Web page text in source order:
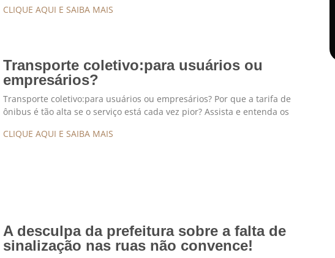
CLIQUE AQUI E SAIBA MAIS
Transporte coletivo:para usuários ou
empresários?
Transporte coletivo:para usuários ou empresários? Por que a tarifa de
ônibus é tão alta se o serviço está cada vez pior? Assista e entenda os
CLIQUE AQUI E SAIBA MAIS
A desculpa da prefeitura sobre a falta de
sinalização nas ruas não convence!